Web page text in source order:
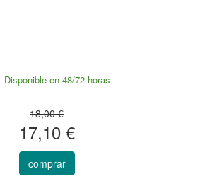
Disponible en 48/72 horas
18,00 €
17,10 €
comprar